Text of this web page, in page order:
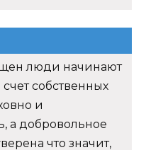
люди начинают
собственных
и
а добровольное
что значит,